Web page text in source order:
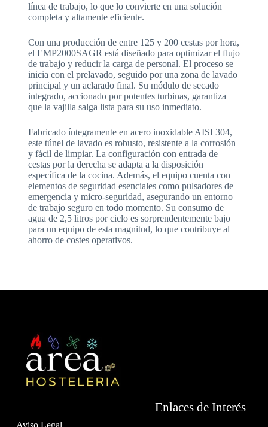
línea de trabajo, lo que lo convierte en una solución
completa y altamente eficiente.
Con una producción de entre 125 y 200 cestas por hora,
el EMP2000SAGR está diseñado para optimizar el flujo
de trabajo y reducir la carga de personal. El proceso se
inicia con el prelavado, seguido por una zona de lavado
principal y un aclarado final. Su módulo de secado
integrado, accionado por potentes turbinas, garantiza
que la vajilla salga lista para su uso inmediato.
Fabricado íntegramente en acero inoxidable AISI 304,
este túnel de lavado es robusto, resistente a la corrosión
y fácil de limpiar. La configuración con entrada de
cestas por la derecha se adapta a la disposición
específica de la cocina. Además, el equipo cuenta con
elementos de seguridad esenciales como pulsadores de
emergencia y micro-seguridad, asegurando un entorno
de trabajo seguro en todo momento. Su consumo de
agua de 2,5 litros por ciclo es sorprendentemente bajo
para un equipo de esta magnitud, lo que contribuye al
ahorro de costes operativos.
Enlaces de Interés
Aviso Legal